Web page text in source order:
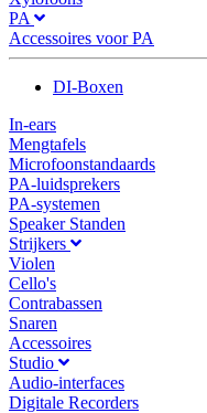
PA
Accessoires voor PA
DI-Boxen
In-ears
Mengtafels
Microfoonstandaards
PA-luidsprekers
PA-systemen
Speaker Standen
Strijkers
Violen
Cello's
Contrabassen
Snaren
Accessoires
Studio
Audio-interfaces
Digitale Recorders